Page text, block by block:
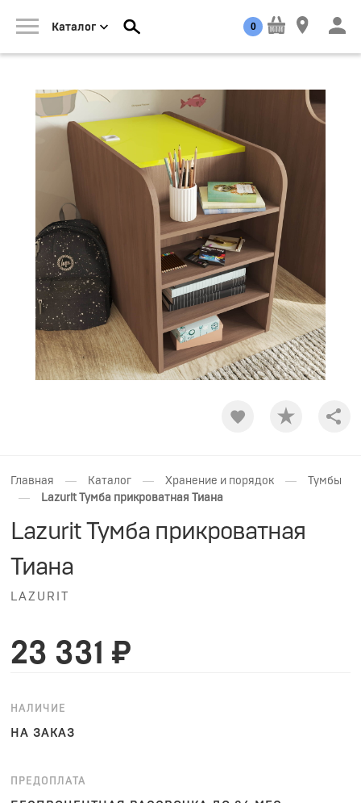
Каталог 0
Главная — Каталог — Хранение и порядок — Тумбы
— Lazurit Тумба прикроватная Тиана
Lazurit Тумба прикроватная
Тиана
LAZURIT
23 331 ₽
НАЛИЧИЕ
НА ЗАКАЗ
ПРЕДОПЛАТА